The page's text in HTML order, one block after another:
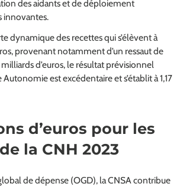
des aidants et de déploiement
innovantes.
dynamique des recettes qui s’élèvent à
provenant notamment d’un ressaut de
d’euros, le résultat prévisionnel
est excédentaire et s’établit à 1,17
d’euros pour les
la CNH 2023
de dépense (OGD), la CNSA contribue